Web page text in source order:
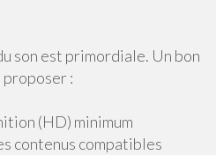
son est primordiale. Un bon
:
(HD) minimum
contenus compatibles